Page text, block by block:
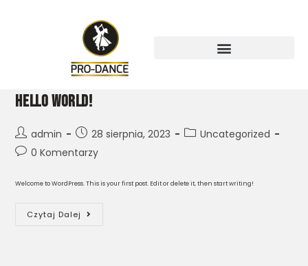
Hello world!
admin 28 sierpnia, 2023
Uncategorized
0 Komentarzy
Welcome to WordPress. This is your first post. Edit or delete it, then start writing!
Czytaj Dalej